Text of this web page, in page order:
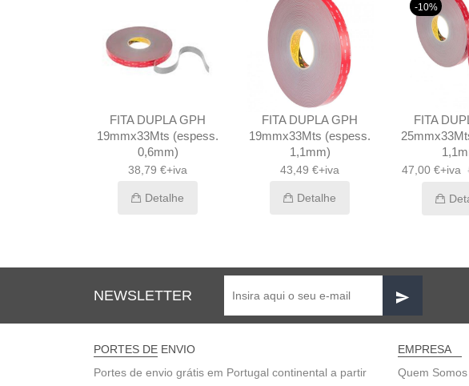
FITA DUPLA GPH
19mmx33Mts (espess.
0,6mm)
38,79 €+iva
Detalhe
FITA DUPLA GPH
19mmx33Mts (espess.
1,1mm)
43,49 €+iva
Detalhe
-10%
FITA
47,00 €+iva
NEWSLETTER
PORTES DE ENVIO
Portes de envio grátis em Portugal continental a partir
EMPRESA
Quem Somos